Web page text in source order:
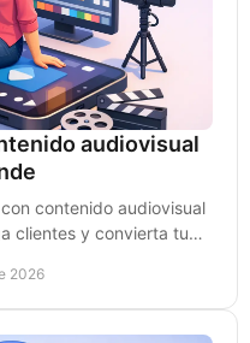
audiovisual
contenido audiovisual
clientes y convierta tu
2026